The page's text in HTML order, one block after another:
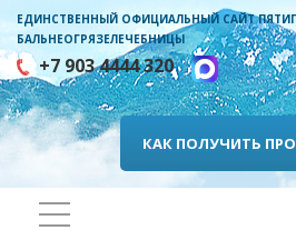
ЕДИНСТВЕННЫЙ ОФИЦИАЛЬНЫЙ САЙТ
БАЛЬНЕОГРЯЗЕЛЕЧЕБНИЦЫ
+7 903 4444 320
КАК ПОЛУЧИТЬ